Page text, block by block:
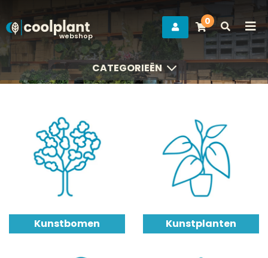
webshop
0
CATEGORIEËN
CATEGORIEËN
Kunstbomen Kunstplanten